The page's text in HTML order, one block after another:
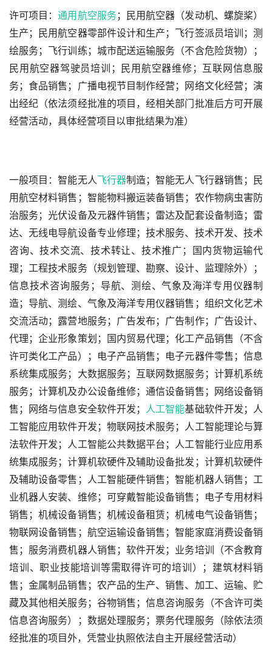
许可项目：通用航空服务；民用航空器（发动机、螺旋桨）
生产；民用航空器零部件设计和生产；飞行签派员培训；测
绘服务；飞行训练；城市配送运输服务（不含危险货物）；
民用航空器驾驶员培训；民用航空器维修；互联网信息服
务；食品销售；广播电视节目制作经营；网络文化经营；演
出经纪（依法须经批准的项目，经相关部门批准后方可开展
经营活动，具体经营项目以审批结果为准）
一般项目：智能无人飞行器制造；智能无人飞行器销售；民
用航空材料销售；智能物料搬运装备销售；农作物病虫害防
治服务；光伏设备及元器件销售；雷达及配套设备制造；雷
达、无线电导航设备专业修理；技术服务、技术开发、技术
咨询、技术交流、技术转让、技术推广；国内货物运输代
理；工程技术服务（规划管理、勘察、设计、监理除外）；
信息技术咨询服务；导航、测绘、气象及海洋专用仪器制
造；导航、测绘、气象及海洋专用仪器销售；组织文化艺术
交流活动；露营地服务；广告发布；广告制作；广告设计、
代理；企业形象策划；国内贸易代理；化工产品销售（不含
许可类化工产品）；电子产品销售；电子元器件零售；信息
系统集成服务；大数据服务；互联网数据服务；计算机系统
服务；计算机及办公设备维修；通信设备销售；网络设备销
售；网络与信息安全软件开发；
人工智能基础软件开发；人
工智能应用软件开发；物联网技术服务；人工智能理论与算
法软件开发；人工智能公共数据平台；人工智能行业应用系
统集成服务；计算机软硬件及辅助设备批发；计算机软硬件
及辅助设备零售；人工智能硬件销售；智能机器人销售；工
业机器人安装、维修；可穿戴智能设备销售；电子专用材料
销售；机械设备销售；机械设备租赁；机械电气设备销售；
物联网设备销售；航空运输设备销售；智能家庭消费设备销
售；服务消费机器人销售；软件开发；业务培训（不含教育
培训、职业技能培训等需取得许可的培训）；建筑材料销
售；金属制品销售；农产品的生产、销售、加工、运输、贮
藏及其他相关服务；谷物销售；信息咨询服务（不含许可类
信息咨询服务）；数据处理服务；票务代理服务（除依法须
经批准的项目外，凭营业执照依法自主开展经营活动）